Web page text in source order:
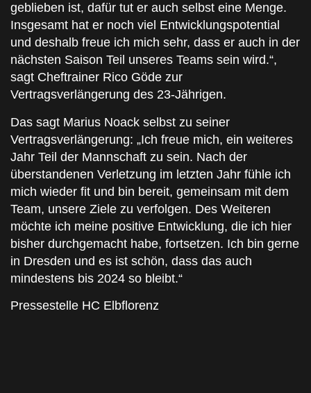
geblieben ist, dafür tut er auch selbst eine Menge.
Insgesamt hat er noch viel Entwicklungspotential
und deshalb freue ich mich sehr, dass er auch in der
nächsten Saison Teil unseres Teams sein wird.“,
sagt Cheftrainer Rico Göde zur
Vertragsverlängerung des 23-Jährigen.
Das sagt Marius Noack selbst zu seiner
Vertragsverlängerung: „Ich freue mich, ein weiteres
Jahr Teil der Mannschaft zu sein. Nach der
überstandenen Verletzung im letzten Jahr fühle ich
mich wieder fit und bin bereit, gemeinsam mit dem
Team, unsere Ziele zu verfolgen. Des Weiteren
möchte ich meine positive Entwicklung, die ich hier
bisher durchgemacht habe, fortsetzen. Ich bin gerne
in Dresden und es ist schön, dass das auch
mindestens bis 2024 so bleibt.“
Pressestelle HC Elbflorenz